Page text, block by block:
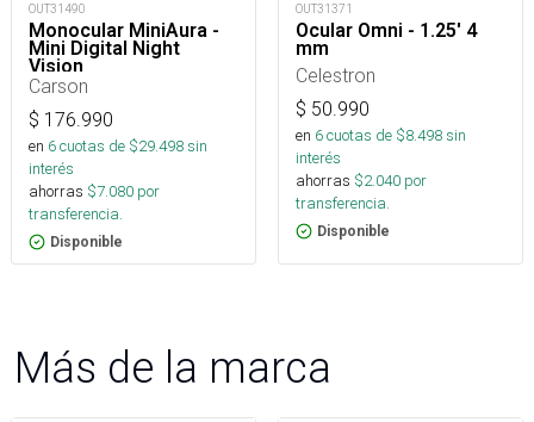
OUT31490
Monocular MiniAura -
Mini Digital Night
Vision
Carson
$ 176.990
en 6cuotas de $29.498sin
interés
ahorras $7.080 por
transferencia.
Disponible
OUT31371
Ocular Omni - 1.25' 4
mm
Celestron
$ 50.990
en 6cuotas de $8.498sin
interés
ahorras $2.040 por
transferencia.
Disponible
Más de la marca